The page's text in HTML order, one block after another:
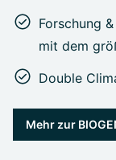
Forschung
mit dem
Double
Mehr zur